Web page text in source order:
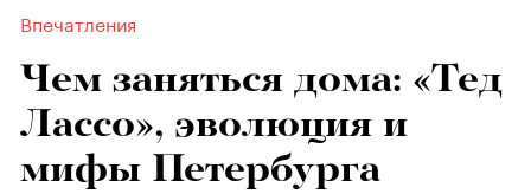
Впечатления
Чем заняться дома: «Тед
Лассо», эволюция и
мифы Петербурга